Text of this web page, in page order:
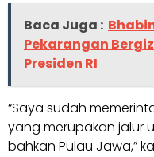
Baca Juga :
Pekarangan
Presiden RI
“Saya sudah
yang merupakan jalur
bahkan Pulau Jawa,”